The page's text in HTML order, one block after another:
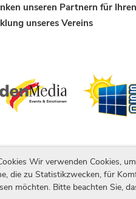
Wir verwenden Cookies,
die zu Statistikzwecken, für
möchten. Bitte beachten Sie,
unseren Partnern für
unseres Vereins